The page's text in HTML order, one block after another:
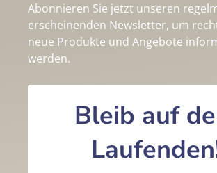
Abonnieren Sie jetzt unseren
erscheinenden Newsletter, um
neue Produkte und Angebote
werden.
Bleib auf